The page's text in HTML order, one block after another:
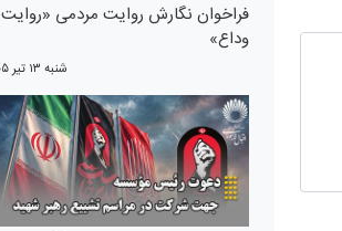
فراخوان نگارش روایت مردمی «روایت
وداع»
شنبه ۱۳ تير ۱۴۰۵